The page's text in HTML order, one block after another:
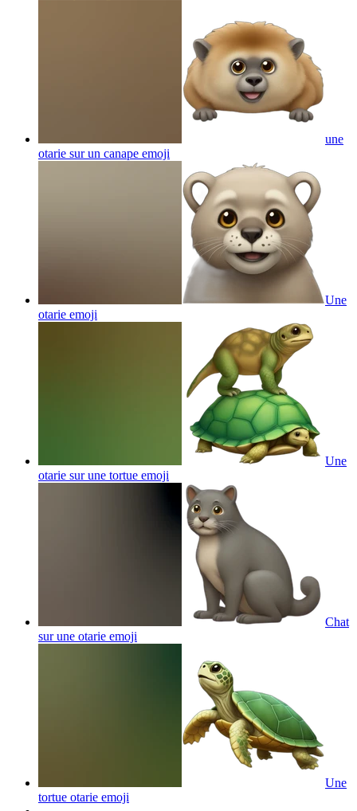
une
otarie sur un canape emoji
Une
otarie emoji
Une
otarie sur une tortue emoji
Chat
sur une otarie emoji
Une
tortue otarie emoji